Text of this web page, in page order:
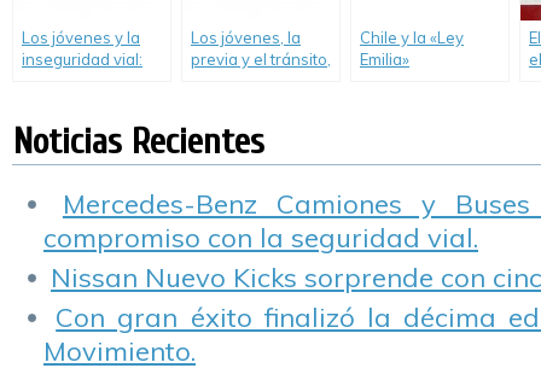
Los jóvenes y la
inseguridad vial:
Los jóvenes, la
previa y el tránsito,
Chile y la «Ley
Emilia»
Noticias Recientes
Mercedes-Benz Camiones y
compromiso con la seguridad vial.
Nissan Nuevo Kicks sorprende con
Con gran éxito finalizó la décima
Movimiento.